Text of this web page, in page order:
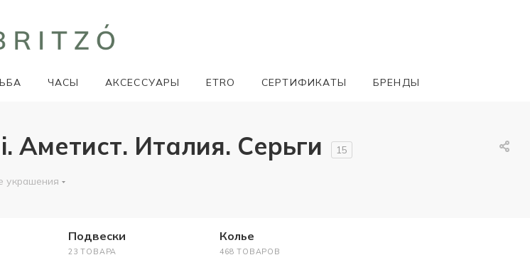
ЧАСЫ АКСЕССУАРЫ ETRO СЕРТИФИКАТЫ БРЕНДЫ
Аметист. Италия. Серьги 15
украшения
Подвески
23 ТОВАРА
Колье
468 ТОВАРОВ